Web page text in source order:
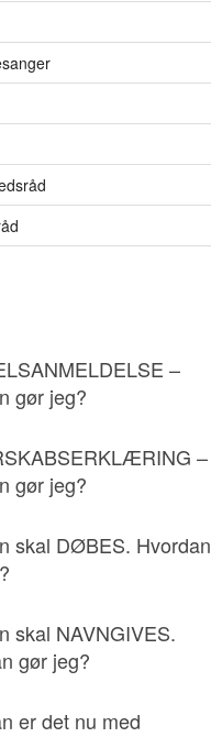
–
gør jeg?
–
gør jeg?
skal DØBES. Hvordan
skal NAVNGIVES.
gør jeg?
er det nu med